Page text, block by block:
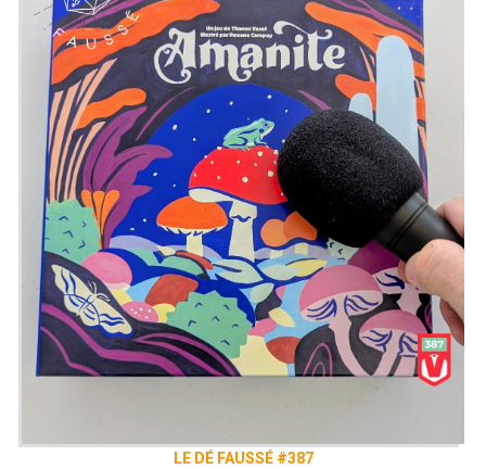
LE DÉ FAUSSÉ #387